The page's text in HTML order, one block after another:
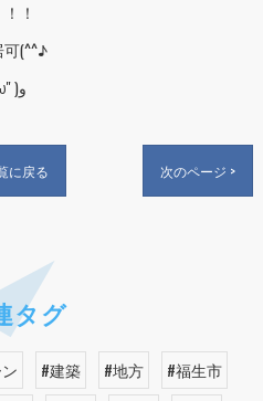
！
(^^♪
まずは、お問合せください٩( ''ω'' )و
に戻る 次のページ >
タグ
#建築 #地方
#福生市